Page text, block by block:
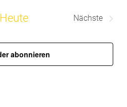
Heute
Nächste
abonnieren